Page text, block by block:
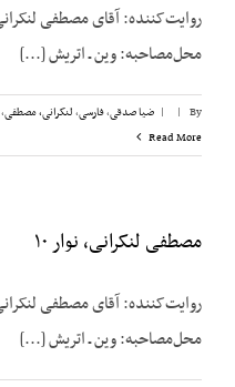
محل‌مصاحبه: وین ـ اتریش [...]
By
|
| ضیا صدقی,فارسی,لنکرانی، مصطفی,
Read More
مصطفی لنکرانی، نوار ۱۰
محل‌مصاحبه: وین ـ اتریش [...]